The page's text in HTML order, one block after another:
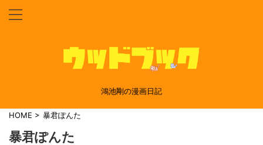
鴻池剛の漫画日記
HOME > 暴君ぽんた
暴君ぽんた